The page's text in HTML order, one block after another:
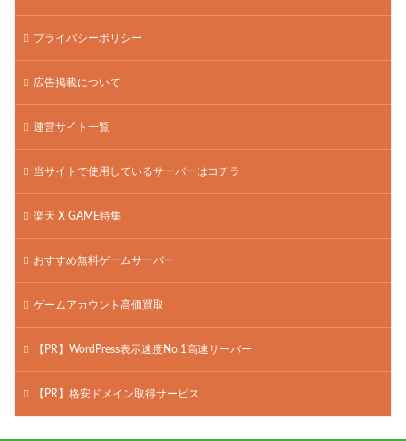
プライバシーポリシー
広告掲載について
運営サイト一覧
当サイトで使用しているサーバーはコチラ
楽天 X GAME特集
おすすめ無料ゲームサーバー
ゲームアカウント高価買取
【PR】WordPress表示速度No.1高速サーバー
【PR】格安ドメイン取得サービス